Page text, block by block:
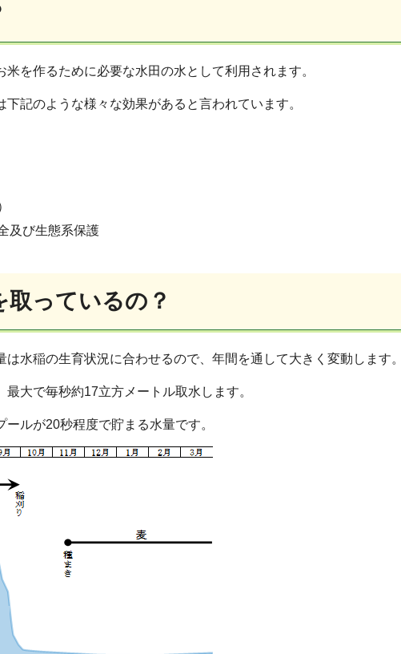
を作るために必要な水田の水として利用されます。
記のような様々な効果があると言われています。
及び生態系保護
取っているの？
水稲の生育状況に合わせるので、年間を通して大きく変動します。
大で毎秒約17立方メートル取水します。
ルが20秒程度で貯まる水量です。